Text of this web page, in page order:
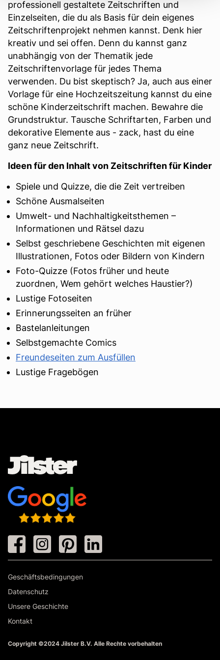
professionell gestaltete Zeitschriften und
Einzelseiten, die du als Basis für dein eigenes
Zeitschriftenprojekt nehmen kannst. Denk hier
kreativ und sei offen. Denn du kannst ganz
unabhängig von der Thematik jede
Zeitschriftenvorlage für jedes Thema
verwenden. Du bist skeptisch? Ja, auch aus einer
Vorlage für eine Hochzeitszeitung kannst du eine
schöne Kinderzeitschrift machen. Bewahre die
Grundstruktur. Tausche Schriftarten, Farben und
dekorative Elemente aus - zack, hast du eine
ganz neue Zeitschrift.
Ideen für den Inhalt von Zeitschriften für Kinder
Spiele und Quizze, die die Zeit vertreiben
Schöne Ausmalseiten
Umwelt- und Nachhaltigkeitsthemen –
Informationen und Rätsel dazu
Selbst geschriebene Geschichten mit eigenen
Illustrationen, Fotos oder Bildern von Kindern
Foto-Quizze (Fotos früher und heute
zuordnen, Wem gehört welches Haustier?)
Lustige Fotoseiten
Erinnerungsseiten an früher
Bastelanleitungen
Selbstgemachte Comics
Freundeseiten zum Ausfüllen
Lustige Fragebögen
Geschäftsbedingungen
Datenschutz
Unsere Geschichte
Kontakt
Copyright ©2024 Jilster B.V. Alle Rechte vorbehalten